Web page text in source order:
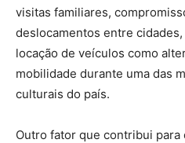
visitas familiares,
deslocamentos entre
locação de veículos como
mobilidade durante uma das
culturais do país.
Outro fator que contribui